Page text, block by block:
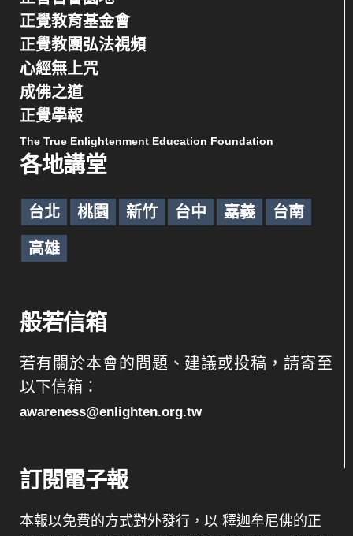
正覺教育基金會
正覺教團弘法視頻
心經無上咒
成佛之道
正覺學報
The True Enlightenment Education Foundation
各地講堂
台北 桃園 新竹 台中 嘉義 台南
高雄
般若信箱
若有關於本會的問題、建議或投稿，請寄至
以下信箱：
awareness@enlighten.org.tw
訂閱電子報
本報以免費的方式對外發行，以 釋迦牟尼佛的正